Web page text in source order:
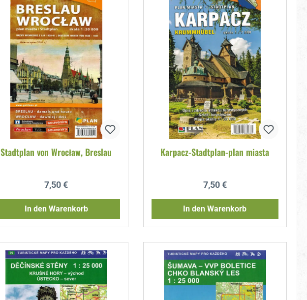
Stadtplan von Wrocław, Breslau
Regulärer Preis:
7,50 €
In den Warenkorb
Karpacz-Stadtplan-plan miasta
Regulärer Preis:
7,50 €
In den Warenkorb